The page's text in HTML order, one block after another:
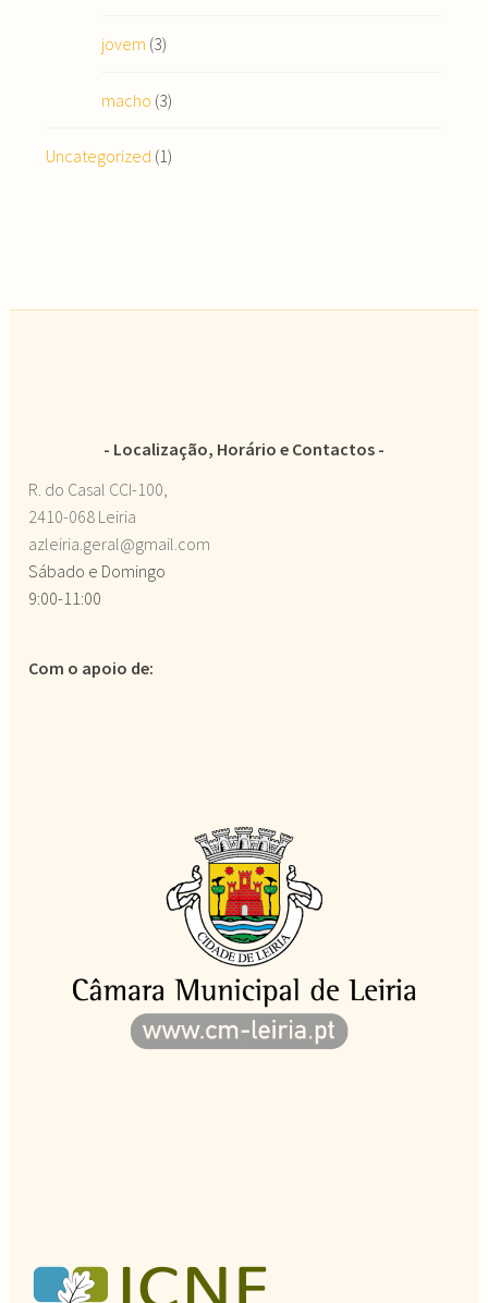
jovem (3)
macho (3)
Uncategorized (1)
Localização, Horário e Contactos
R. do Casal CCI-100,
2410-068 Leiria
azleiria.geral@gmail.com
Sábado e Domingo
9:00-11:00
Com o apoio de: